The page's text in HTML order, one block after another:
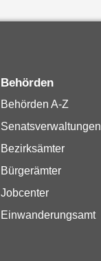
Behörden
Behörden A-Z
Senatsverwaltungen
Bezirksämter
Bürgerämter
Jobcenter
Einwanderungsamt